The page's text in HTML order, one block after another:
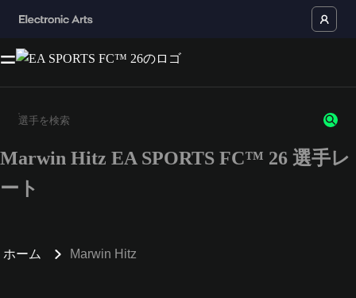
3文字以上の文字または数字を入力してください。
Marwin Hitz EA SPORTS FC™ 26 選手レ
ート
ホーム Marwin Hitz